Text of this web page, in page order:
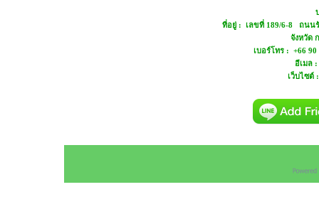
ที่อยู่ : เลขที่ 189/6-8 ถนน
จังหวัด
เบอร์โทร : +66
อีเมล :
เว็บไซต์